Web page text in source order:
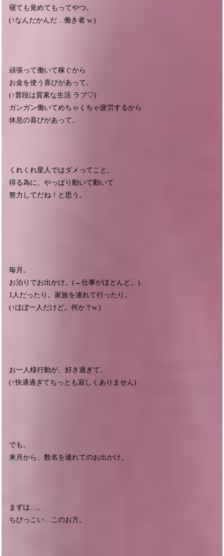
寝ても覚めてもってやつ。
(↑なんだかんだ…働き者 w.)
頑張って働いて稼ぐから
お金を使う喜びがあって。
(↑普段は質素な生活 ラブ♡)
ガンガン働いてめちゃくちゃ疲労するから
休息の喜びがあって。
くれくれ星人ではダメってこと。
得る為に、やっぱり動いて動いて
努力してだね！と思う。
毎月。
お泊りでお出かけ。(←仕事がほとんど。).
1人だったり。家族を連れて行ったり。
(↑ほぼ一人だけど。何か？w.)
お一人様行動が、好き過ぎて。
(↑快適過ぎてちっとも寂しくありません)
でも。
来月から、数名を連れてのお出かけ。
まずは…。
ちびっこい…このお方。